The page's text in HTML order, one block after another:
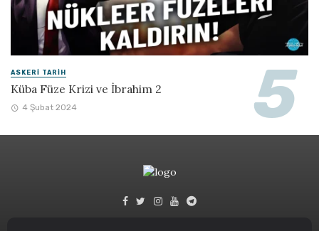
ASKERI TARIH
Küba Füze Krizi ve İbrahim 2
4 Şubat 2024